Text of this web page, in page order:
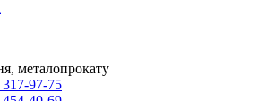
металопрокату
97-75